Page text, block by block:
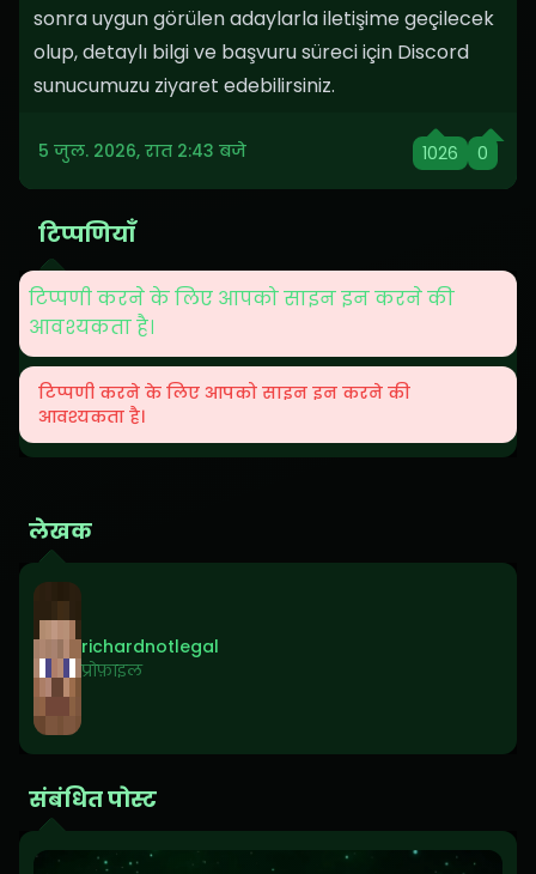
sonra uygun görülen adaylarla iletişime geçilecek
olup, detaylı bilgi ve başvuru süreci için Discord
sunucumuzu ziyaret edebilirsiniz.
5 जुल. 2026, रात 2:43 बजे 1026 0
टिप्पणियाँ
टिप्पणी करने के लिए आपको साइन इन करने की
आवश्यकता है।
टिप्पणी करने के लिए आपको साइन इन करने की
आवश्यकता है।
लेखक
richardnotlegal
प्रोफ़ाइल
संबंधित पोस्ट